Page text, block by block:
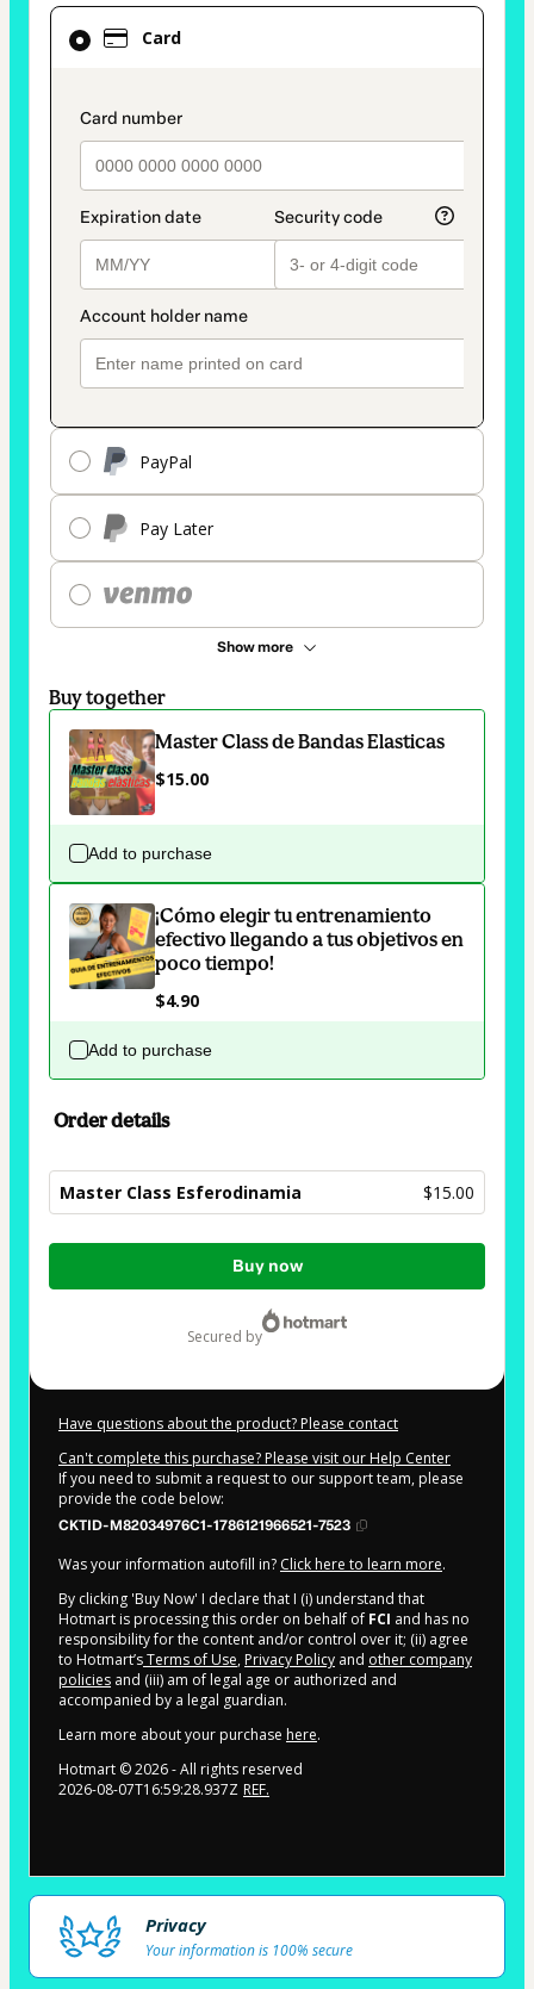
Card
payment_data.section_title_v2
PayPal
Pay Later
Show more
Card
selected
method
Buy together
Master Class de Bandas Elasticas
$15.00
Add to purchase
¡Cómo elegir tu entrenamiento
efectivo llegando a tus objetivos en
poco tiempo!
$4.90
Add to purchase
Order details
Master Class Esferodinamia $15.00
Total
Buy now
secured by
Have questions about the product? Please contact
Can't complete this purchase? Please visit our Help Center
If you need to submit a request to our support team, please
provide the code below:
CKTID-M82034976C1-1786121966521-7523
Was your information autofill in? Click here to learn more.
By clicking 'Buy Now' I declare that I (i) understand that
Hotmart is processing this order on behalf of FCI and has no
responsibility for the content and/or control over it; (ii) agree
to Hotmart’sTerms of Use, Privacy Policy and other company
policies and (iii) am of legal age or authorized and
accompanied by a legal guardian.
Learn more about your purchase here.
Hotmart ©2026- All rights reserved
2026-08-07T16:59:28.937Z REF.
Privacy
Your information is 100% secure